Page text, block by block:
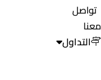
تواصل
معنا
التداول